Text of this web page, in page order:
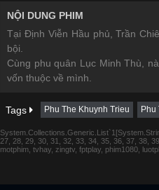
NỘI DUNG PHIM
Tại Định Viễn Hầu phủ, Trần
bội.
Cùng phu quân Lục Minh Thù,
vốn thuộc về mình.
Tags Phu The Khuynh Trieu Phu
27, 28, 29, 30, 31, 32, 33, 34, 35, 36, 37, 38,
motphim, tvhay, zingtv, fptplay, phim1080,